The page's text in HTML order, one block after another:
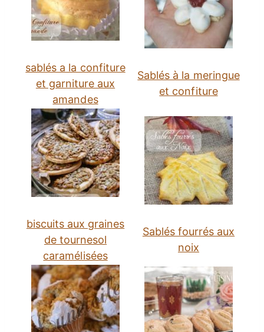
sablés a la confiture
et garniture aux
amandes
Sablés à la meringue
et confiture
biscuits aux graines
de tournesol
caramélisées
Sablés fourrés aux
noix